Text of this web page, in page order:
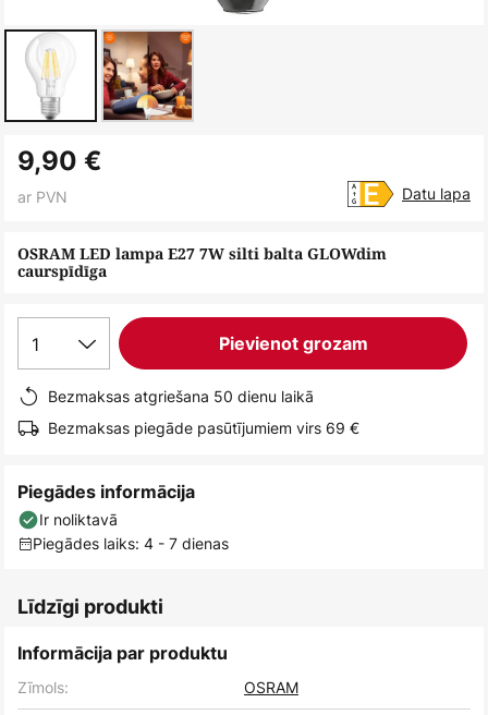
uz
galerijas
OSRAM LED lampa E27 7W silti balta GLOWdim
caurspīdīga
9,90 €
ar PVN Datu lapa
1 Pievienot grozam
Bezmaksas atgriešana 50 dienu laikā
Bezmaksas piegāde pasūtījumiem virs 69 €
Piegādes informācija
Ir noliktavā
Piegādes laiks: 4 - 7 dienas
Līdzīgi produkti
Informācija par produktu
Zīmols:
OSRAM